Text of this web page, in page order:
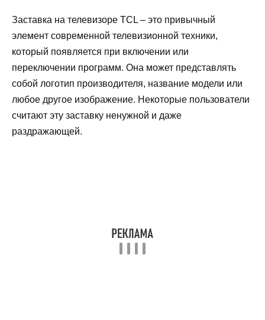
Заставка на телевизоре TCL – это привычный
элемент современной телевизионной техники,
который появляется при включении или
переключении программ. Она может представлять
собой логотип производителя, название модели или
любое другое изображение. Некоторые пользователи
считают эту заставку ненужной и даже
раздражающей.